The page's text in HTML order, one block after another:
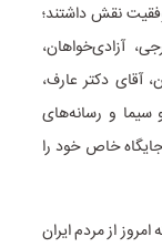
نقش داشتند؛
آزادی‌خواهان،
آقای دکتر عارف،
سیما و رسانه‌های
خاص خود را
از مردم ایران